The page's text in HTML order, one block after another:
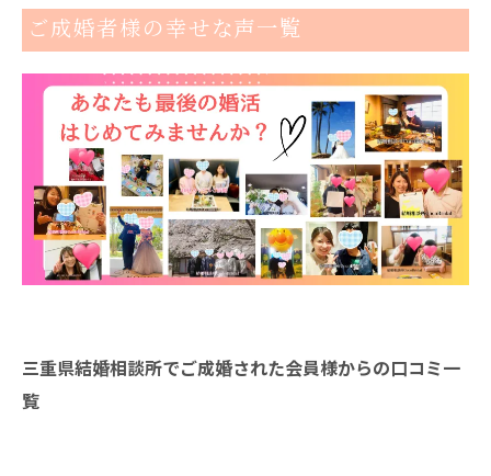
ご成婚者様の幸せな声一覧
三重県結婚相談所でご成婚された会員様からの口コミ一
覧